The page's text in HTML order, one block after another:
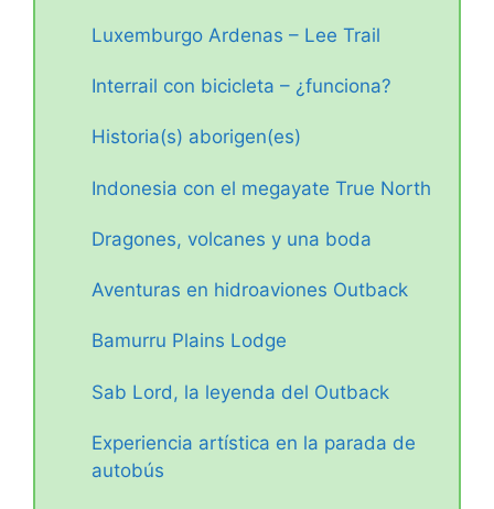
Luxemburgo Ardenas – Lee Trail
Interrail con bicicleta – ¿funciona?
Historia(s) aborigen(es)
Indonesia con el megayate True North
Dragones, volcanes y una boda
Aventuras en hidroaviones Outback
Bamurru Plains Lodge
Sab Lord, la leyenda del Outback
Experiencia artística en la parada de
autobús